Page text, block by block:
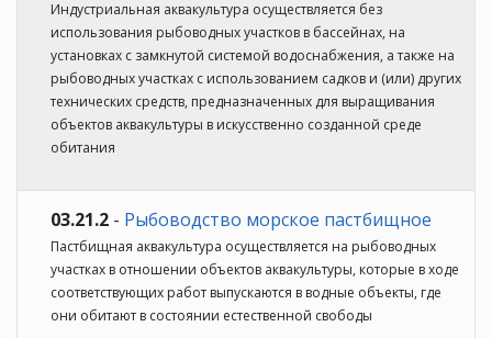
Индустриальная аквакультура осуществляется без
использования рыбоводных участков в бассейнах, на
установках с замкнутой системой водоснабжения, а также на
рыбоводных участках с использованием садков и (или) других
технических средств, предназначенных для выращивания
объектов аквакультуры в искусственно созданной среде
обитания
03.21.2 - Рыбоводство морское пастбищное
Пастбищная аквакультура осуществляется на рыбоводных
участках в отношении объектов аквакультуры, которые в ходе
соответствующих работ выпускаются в водные объекты, где
они обитают в состоянии естественной свободы